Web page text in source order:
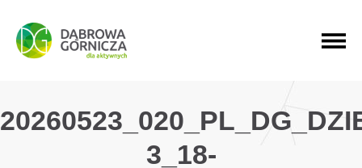
PRZEJDŹ DO MENU GŁÓWNEGO
PRZEJDŹ DO WYSZUKIWARKI
PRZEJDŹ DO TREŚCI
3_18-